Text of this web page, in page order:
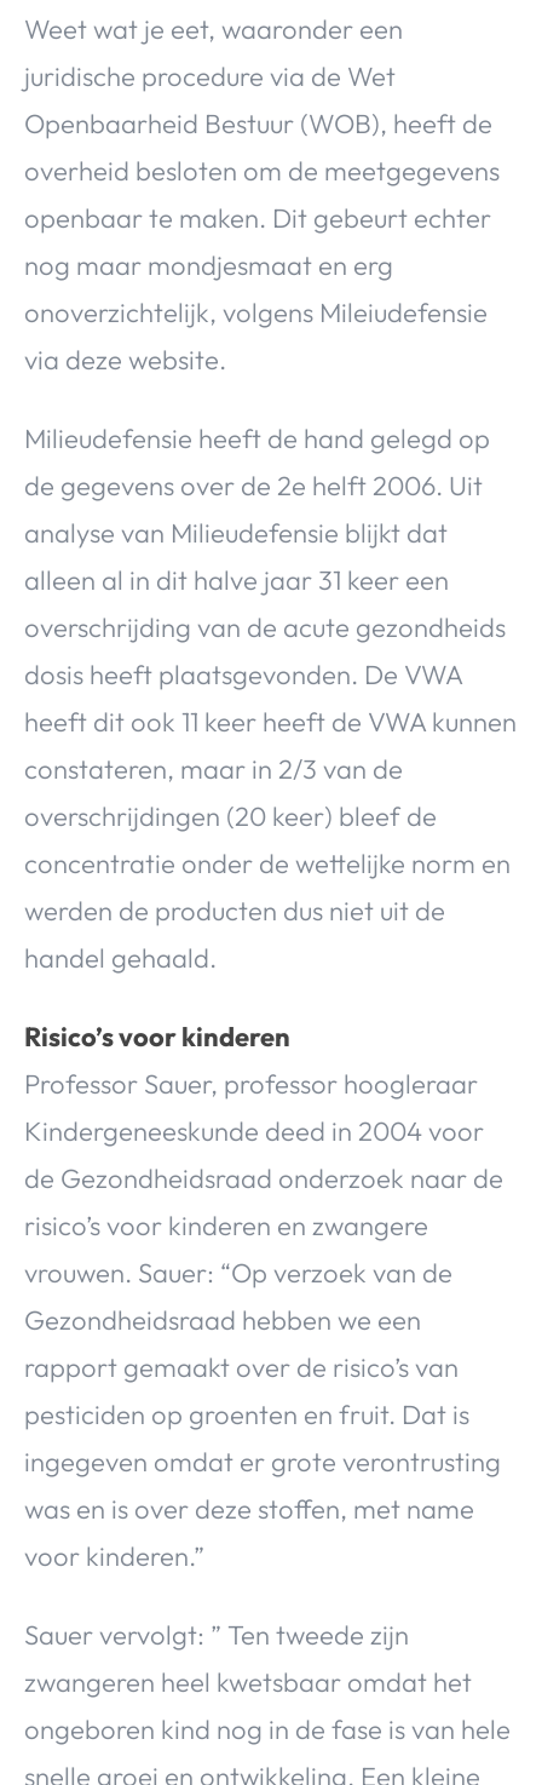
Weet wat je eet, waaronder een
juridische procedure via de Wet
Openbaarheid Bestuur (WOB), heeft de
overheid besloten om de meetgegevens
openbaar te maken. Dit gebeurt echter
nog maar mondjesmaat en erg
onoverzichtelijk, volgens Mileiudefensie
via deze website.
Milieudefensie heeft de hand gelegd op
de gegevens over de 2e helft 2006. Uit
analyse van Milieudefensie blijkt dat
alleen al in dit halve jaar 31 keer een
overschrijding van de acute gezondheids
dosis heeft plaatsgevonden. De VWA
heeft dit ook 11 keer heeft de VWA kunnen
constateren, maar in 2/3 van de
overschrijdingen (20 keer) bleef de
concentratie onder de wettelijke norm en
werden de producten dus niet uit de
handel gehaald.
Risico’s voor kinderen
Professor Sauer, professor hoogleraar
Kindergeneeskunde deed in 2004 voor
de Gezondheidsraad onderzoek naar de
risico’s voor kinderen en zwangere
vrouwen. Sauer: “Op verzoek van de
Gezondheidsraad hebben we een
rapport gemaakt over de risico’s van
pesticiden op groenten en fruit. Dat is
ingegeven omdat er grote verontrusting
was en is over deze stoffen, met name
voor kinderen.”
Sauer vervolgt: ” Ten tweede zijn
zwangeren heel kwetsbaar omdat het
ongeboren kind nog in de fase is van hele
snelle groei en ontwikkeling. Een kleine